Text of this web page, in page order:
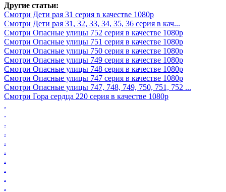
Другие статьи:
Смотри Дети рая 31 серия в качестве 1080p
Смотри Дети рая 31, 32, 33, 34, 35, 36 серия в кач...
Смотри Опасные улицы 752 серия в качестве 1080p
Смотри Опасные улицы 751 серия в качестве 1080p
Смотри Опасные улицы 750 серия в качестве 1080p
Смотри Опасные улицы 749 серия в качестве 1080p
Смотри Опасные улицы 748 серия в качестве 1080p
Смотри Опасные улицы 747 серия в качестве 1080p
Смотри Опасные улицы 747, 748, 749, 750, 751, 752 ...
Смотри Гора сердца 220 серия в качестве 1080p
.
.
.
.
.
.
.
.
.
.